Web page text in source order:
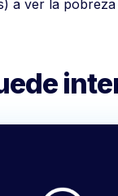
a ver la pobreza